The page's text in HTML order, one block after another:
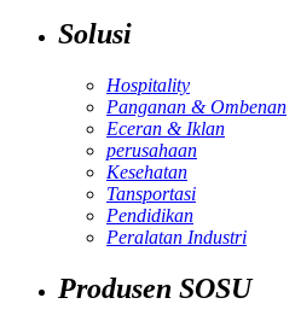
Solusi
Hospitality
Panganan & Ombenan
Eceran & Iklan
perusahaan
Kesehatan
Tansportasi
Pendidikan
Peralatan Industri
Produsen SOSU